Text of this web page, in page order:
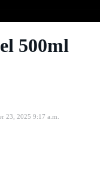
500ml
23, 2025 9:17 a.m.